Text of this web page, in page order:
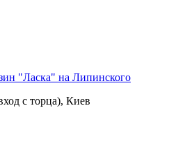
"Ласка" на Липинского
с торца), Киев